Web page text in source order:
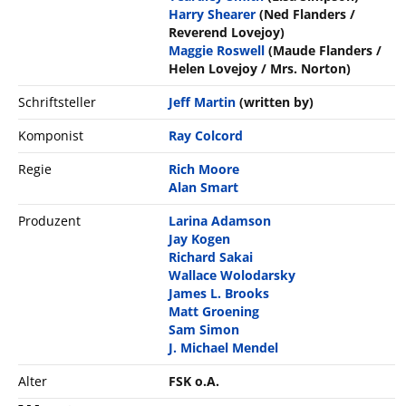
Harry Shearer (Ned Flanders /
Reverend Lovejoy)
Maggie Roswell (Maude Flanders /
Helen Lovejoy / Mrs. Norton)
Schriftsteller
Jeff Martin (written by)
Komponist
Ray Colcord
Regie
Rich Moore
Alan Smart
Produzent
Larina Adamson
Jay Kogen
Richard Sakai
Wallace Wolodarsky
James L. Brooks
Matt Groening
Sam Simon
J. Michael Mendel
Alter
FSK o.A.